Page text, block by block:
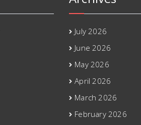
July 2026
June 2026
May 2026
April 2026
March 2026
February 2026